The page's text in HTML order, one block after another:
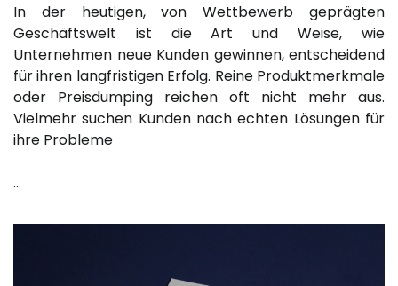
In der heutigen, von Wettbewerb geprägten
Geschäftswelt ist die Art und Weise, wie
Unternehmen neue Kunden gewinnen, entscheidend
für ihren langfristigen Erfolg. Reine Produktmerkmale
oder Preisdumping reichen oft nicht mehr aus.
Vielmehr suchen Kunden nach echten Lösungen für
ihre Probleme
…